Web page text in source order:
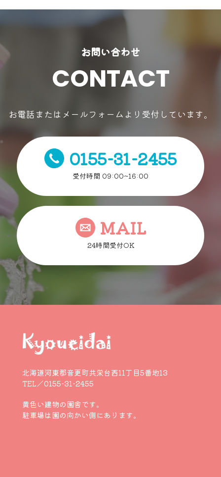
お問い合わせ
CONTACT
お電話またはメールフォームより受付しています。
0155-31-2455
受付時間 09:00~16:00
MAIL
24時間受付OK
北海道河東郡音更町共栄台西11丁目5番地13
TEL／0155-31-2455
黄色い建物の園舎です。
駐車場は園の向かい側にあります。